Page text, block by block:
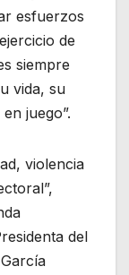
esfuerzos
de
siempre
vida, su
juego”.
violencia
del